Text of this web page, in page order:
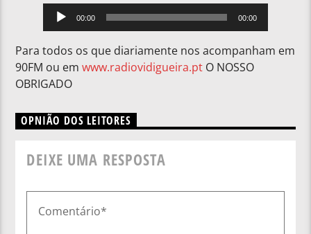
Reprodutor
de
áudio
00:00 00:00
Para todos os que diariamente nos acompanham em
90FM ou emwww.radiovidigueira.pt O NOSSO
OBRIGADO
OPNIÃO DOS LEITORES
DEIXE UMA RESPOSTA